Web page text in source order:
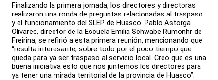
Finalizando la primera jornada, los directores y directoras
realizaron una ronda de preguntas relacionadas al traspaso
y el funcionamiento del SLEP de Huasco. Pablo Astorga
Olivares, director de la Escuela Emilia Schwabe Rumonhr de
Freirina, se refirió a esta primera reunión, mencionando que
“resulta interesante, sobre todo por el poco tiempo que
queda para ya ser traspaso al servicio local. Creo que es una
buena iniciativa esto que nos juntemos los directores para
ya tener una mirada territorial de la provincia de Huasco”.